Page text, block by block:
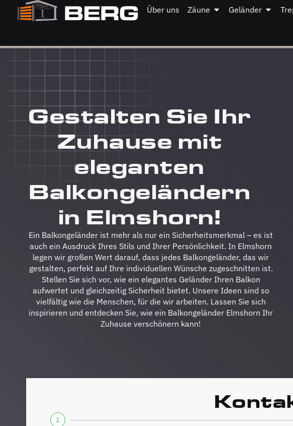
Über uns Zäune Geländer
Gestalten Sie Ihr
Zuhause mit
eleganten
Balkongeländern
in Elmshorn!
Ein Balkongeländer ist mehr als nur ein Sicherheitsmerkmal – es ist
auch ein Ausdruck Ihres Stils und Ihrer Persönlichkeit. In Elmshorn
legen wir großen Wert darauf, dass jedes Balkongeländer, das wir
gestalten, perfekt auf Ihre individuellen Wünsche zugeschnitten ist.
Stellen Sie sich vor, wie ein elegantes Geländer Ihren Balkon
aufwertet und gleichzeitig Sicherheit bietet. Unsere Ideen sind so
vielfältig wie die Menschen, für die wir arbeiten. Lassen Sie sich
inspirieren und entdecken Sie, wie ein Balkongeländer Elmshorn Ihr
Zuhause verschönern kann!
1